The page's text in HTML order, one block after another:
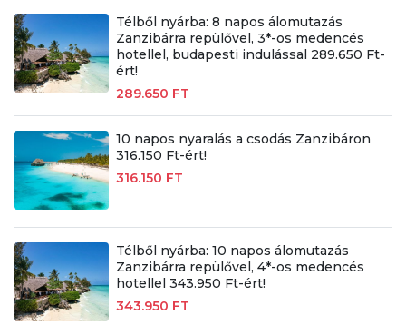
Télből nyárba: 8 napos álomutazás
Zanzibárra repülővel, 3*-os medencés
hotellel, budapesti indulással 289.650 Ft-
ért!
289.650 FT
10 napos nyaralás a csodás Zanzibáron
316.150 Ft-ért!
316.150 FT
Télből nyárba: 10 napos álomutazás
Zanzibárra repülővel, 4*-os medencés
hotellel 343.950 Ft-ért!
343.950 FT